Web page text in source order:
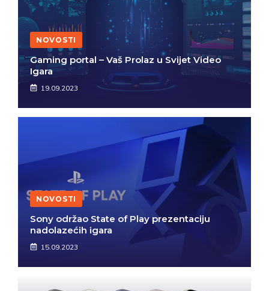
NOVOSTI
Gaming portal – Vaš Prolaz u Svijet Video
Igara
19.09.2023
NOVOSTI
Sony održao State of Play prezentaciju
nadolazećih igara
15.09.2023